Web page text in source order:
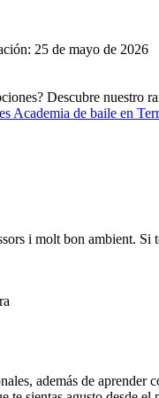
25 de mayo de 2026
Descubre nuestro
Academia de baile en
i molt bon ambient. Si
además de aprender